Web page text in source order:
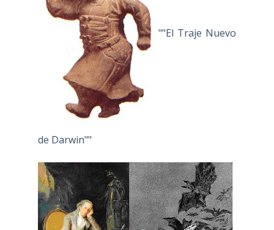
""El Traje Nuevo
de Darwin""